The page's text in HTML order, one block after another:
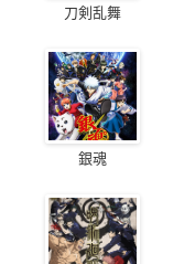
刀剣乱舞
銀魂